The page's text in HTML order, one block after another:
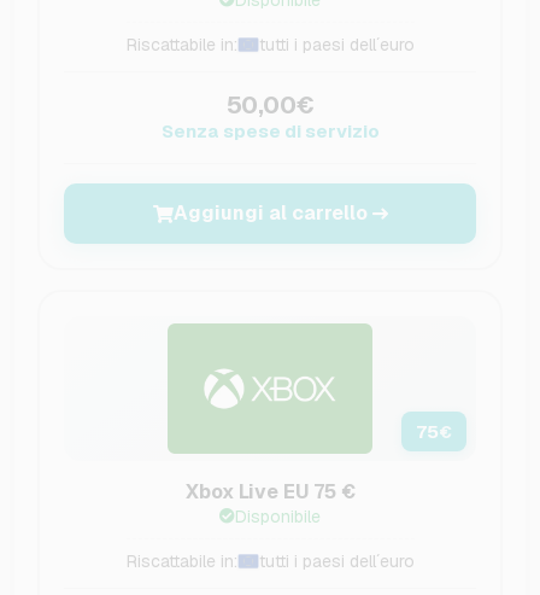
Riscattabile in: tutti i paesi dell´euro
50,00€
Senza spese di servizio
Aggiungi al carrello
75€
Xbox Live EU 75 €
Disponibile
Riscattabile in: tutti i paesi dell´euro